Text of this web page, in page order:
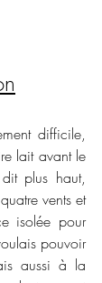
difficile,
lait avant le
plus haut,
vents et
isolée pour
pouvoir
aussi à la